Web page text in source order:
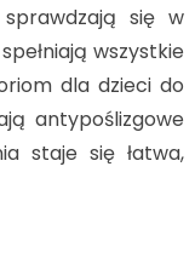
się w
wszystkie
dla dzieci do
antypoślizgowe
staje się łatwa,